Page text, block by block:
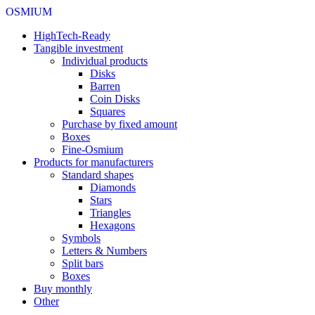
OSMIUM
HighTech-Ready
Tangible investment
Individual products
Disks
Barren
Coin Disks
Squares
Purchase by fixed amount
Boxes
Fine-Osmium
Products for manufacturers
Standard shapes
Diamonds
Stars
Triangles
Hexagons
Symbols
Letters & Numbers
Split bars
Boxes
Buy monthly
Other